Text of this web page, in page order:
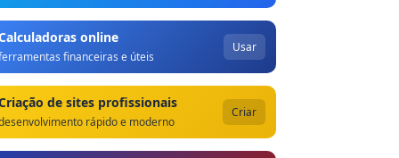
online
financeiras e úteis
Usar
de sites profissionais
rápido e moderno
Criar